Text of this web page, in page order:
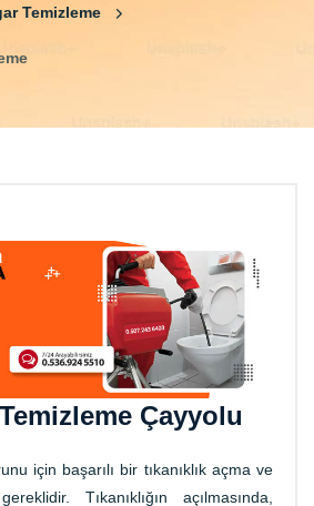
Temizleme
Çayyolu
için başarılı bir tıkanıklık açma ve
Tıkanıklığın açılmasında,